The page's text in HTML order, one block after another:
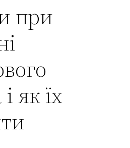
при
як їх